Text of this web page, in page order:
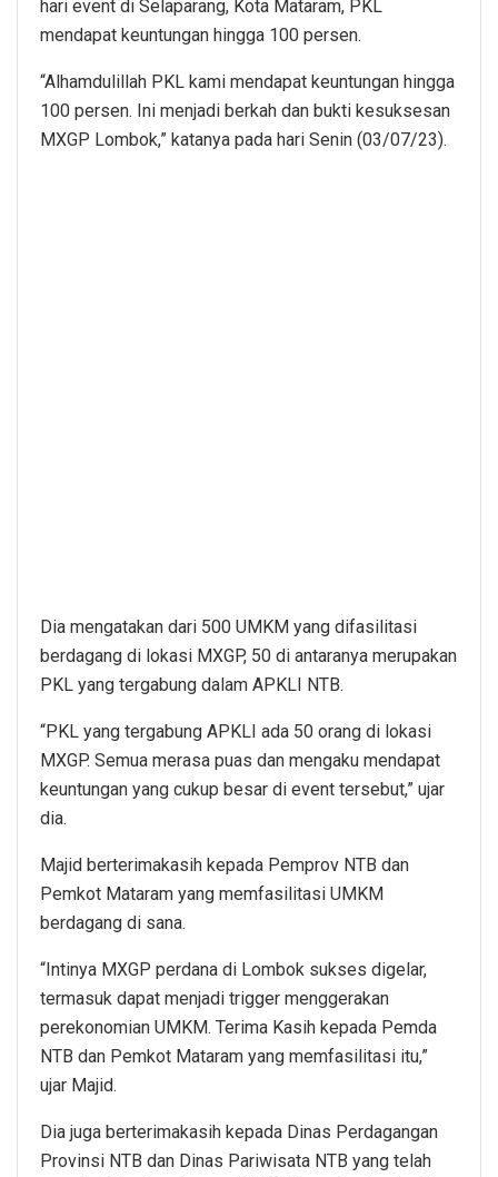
hari event di Selaparang, Kota Mataram, PKL
mendapat keuntungan hingga 100 persen.
“Alhamdulillah PKL kami mendapat keuntungan hingga
100 persen. Ini menjadi berkah dan bukti kesuksesan
MXGP Lombok,” katanya pada hari Senin (03/07/23).
Dia mengatakan dari 500 UMKM yang difasilitasi
berdagang di lokasi MXGP, 50 di antaranya merupakan
PKL yang tergabung dalam APKLI NTB.
“PKL yang tergabung APKLI ada 50 orang di lokasi
MXGP. Semua merasa puas dan mengaku mendapat
keuntungan yang cukup besar di event tersebut,” ujar
dia.
Majid berterimakasih kepada Pemprov NTB dan
Pemkot Mataram yang memfasilitasi UMKM
berdagang di sana.
“Intinya MXGP perdana di Lombok sukses digelar,
termasuk dapat menjadi trigger menggerakan
perekonomian UMKM. Terima Kasih kepada Pemda
NTB dan Pemkot Mataram yang memfasilitasi itu,”
ujar Majid.
Dia juga berterimakasih kepada Dinas Perdagangan
Provinsi NTB dan Dinas Pariwisata NTB yang telah